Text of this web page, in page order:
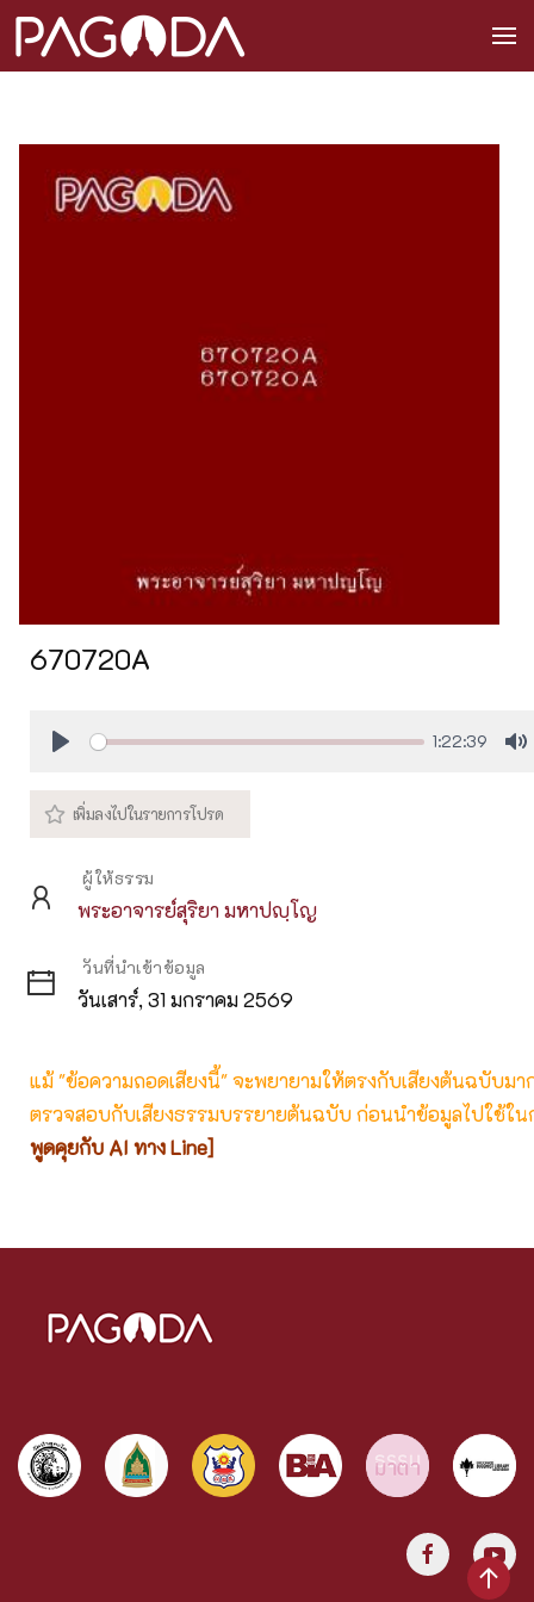
670720A
1:22:39
ผู้ให้ธรรม
พระอาจารย์สุริยา มหาปญฺโญ
วันที่นำเข้าข้อมูล
วันเสาร์, 31 มกราคม 2569
แม้ "ข้อความถอดเสียงนี้" จะพยายามให้ตรงกับเสียงต้นฉบับม
ตรวจสอบกับเสียงธรรมบรรยายต้นฉบับ ก่อนนำข้อมูลไปใช้ใน
พูดคุยกับ AI ทาง Line]